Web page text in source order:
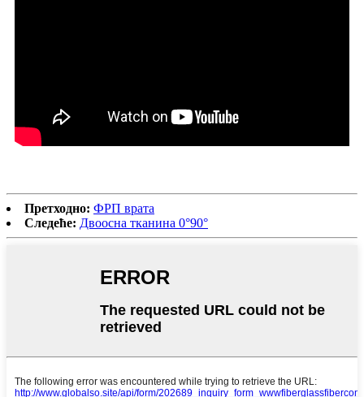
Претходно: ФРП врата
Следеће: Двоосна тканина 0°90°